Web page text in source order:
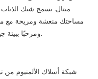
ميتال. يسمح شبك
مساحتك منعشة ومريحة مع
ومرحبًا ببيئة جيدة التهوية مع شبك الذباب من توب ميتال.
شبكة أسلاك الألمنيوم من